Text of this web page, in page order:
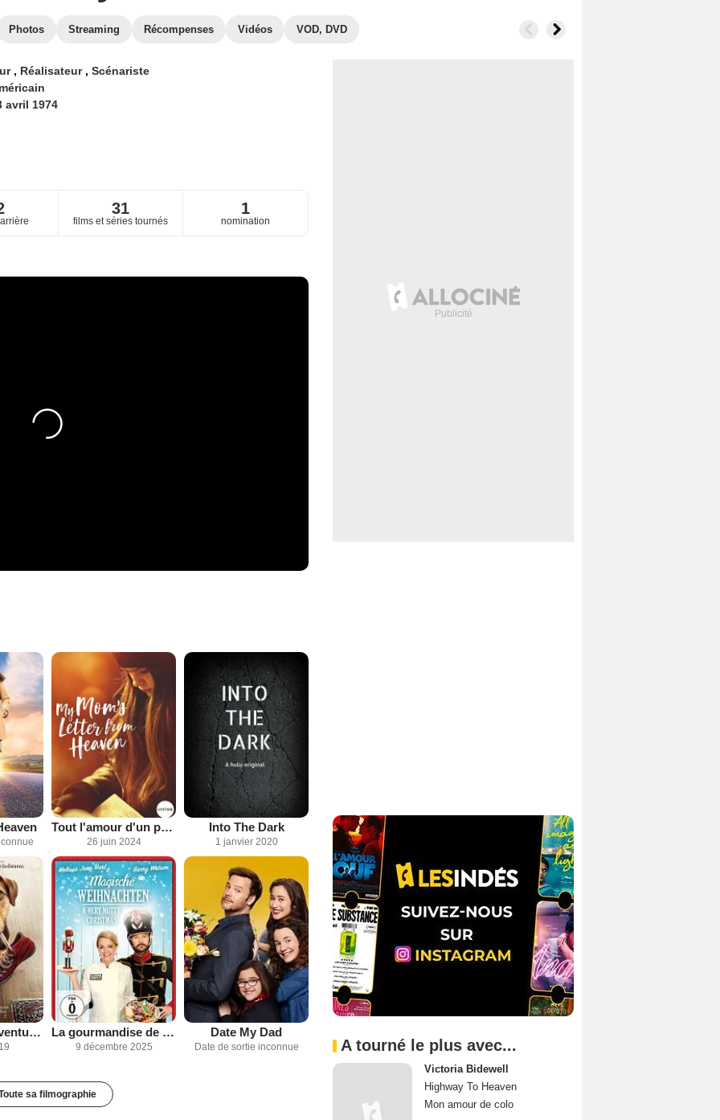
Photos Streaming Récompenses Vidéos VOD, DVD
, Réalisateur , Scénariste
avril 1974
31
films et séries tournés
1
nomination
Tout l'amour d'un père
26 juin 2024
Into The Dark
1 janvier 2020
L'Incroyable aventure de Bella La gourmandise de Noël
9 décembre 2025
Date My Dad
Date de sortie inconnue
sa filmographie
A tourné le plus avec...
Victoria Bidewell
Highway To Heaven
Mon amour de colo